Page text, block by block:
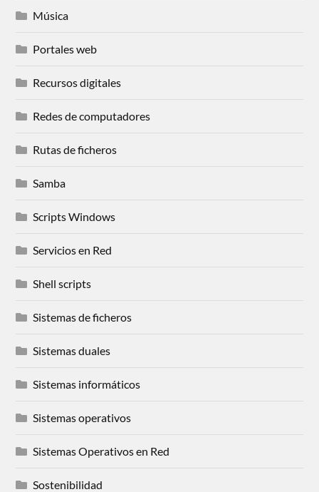
Música
Portales web
Recursos digitales
Redes de computadores
Rutas de ficheros
Samba
Scripts Windows
Servicios en Red
Shell scripts
Sistemas de ficheros
Sistemas duales
Sistemas informáticos
Sistemas operativos
Sistemas Operativos en Red
Sostenibilidad